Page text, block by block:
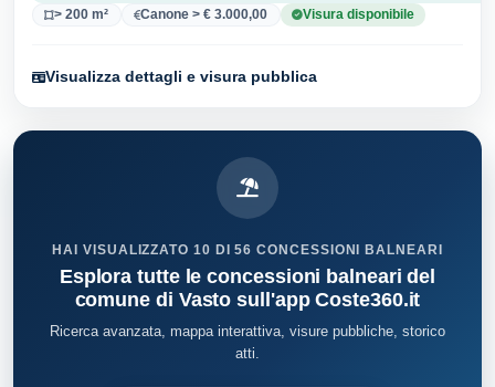
> 200 m²
Canone > € 3.000,00 Visura disponibile
Visualizza dettagli e visura pubblica
HAI VISUALIZZATO 10 DI 56 CONCESSIONI BALNEARI
Esplora tutte le concessioni balneari del
comune di Vasto sull'app Coste360.it
Ricerca avanzata, mappa interattiva, visure pubbliche, storico
atti.